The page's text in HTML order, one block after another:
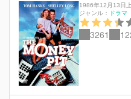
1986年12月13日
ジャンル：
ドラマ
3261